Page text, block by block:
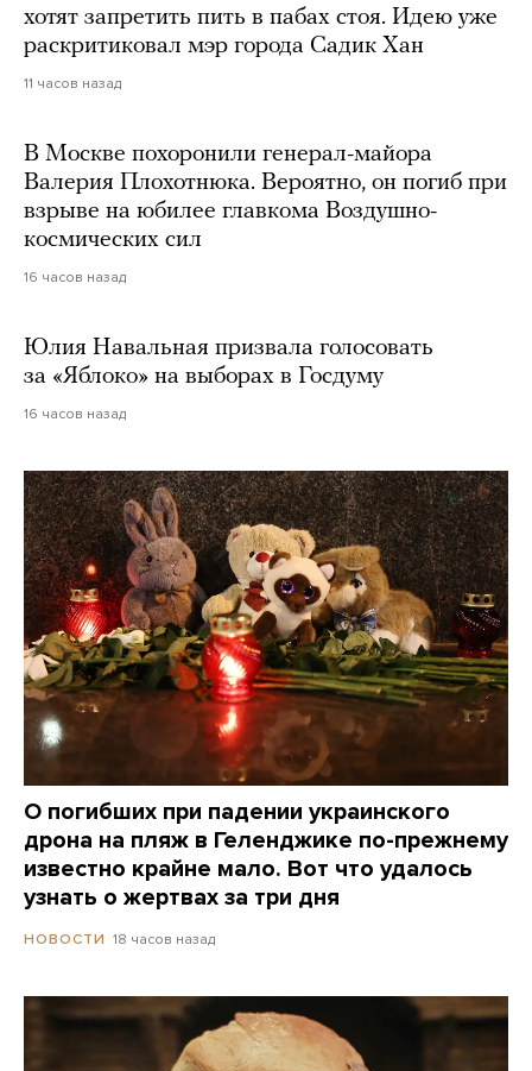
хотят запретить пить в пабах стоя. Идею уже
раскритиковал мэр города Садик Хан
11 часов назад
В Москве похоронили генерал-майора
Валерия Плохотнюка. Вероятно, он погиб при
взрыве на юбилее главкома Воздушно-
космических сил
16 часов назад
Юлия Навальная призвала голосовать
за «Яблоко» на выборах в Госдуму
16 часов назад
О погибших при падении украинского
дрона на пляж в Геленджике по-прежнему
известно крайне мало. Вот что удалось
узнать о жертвах за три дня
НОВОСТИ 18 часов назад